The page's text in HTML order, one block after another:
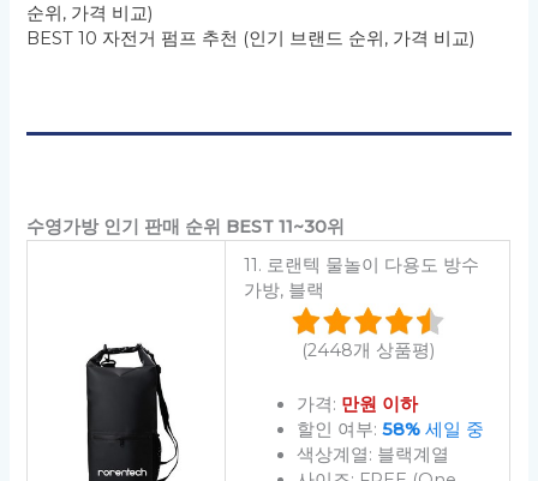
순위, 가격 비교)
BEST 10 자전거 펌프 추천 (인기 브랜드 순위, 가격 비교)
수영가방 인기 판매 순위 BEST 11~30위
11. 로랜텍 물놀이 다용도 방수
가방, 블랙
(2448개 상품평)
가격: 만원 이하
할인 여부: 58%세일 중
색상계열: 블랙계열